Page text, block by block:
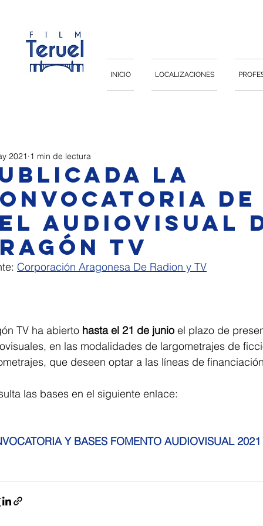
INICIO LOCALIZACIONES
la
de
audiovisual
TV
2021 1 min de lectura
Corporación Aragonesa De Radion y TV
TV ha abierto hasta el 21 de junio el plazo de
en las modalidades de largometrajes de
que deseen optar a las líneas de
las bases en el siguiente enlace:
Y BASES FOMENTO AUDIOVISUAL 2021